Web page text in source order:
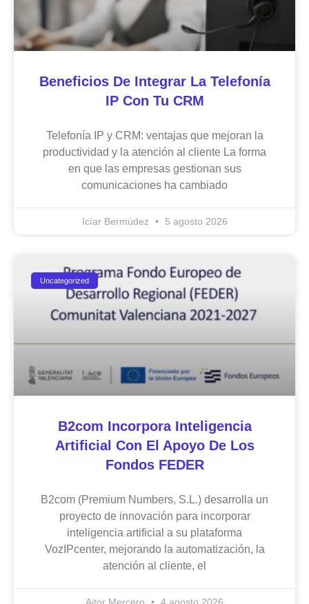
Beneficios De Integrar La Telefonía
IP Con Tu CRM
Telefonía IP y CRM: ventajas que mejoran la
productividad y la atención al cliente La forma
en que las empresas gestionan sus
comunicaciones ha cambiado
Icíar Bermúdez 5 agosto 2026
Uncategorized
B2com Incorpora Inteligencia
Artificial Con El Apoyo De Los
Fondos FEDER
B2com (Premium Numbers, S.L.) desarrolla un
proyecto de innovación para incorporar
inteligencia artificial a su plataforma
VozIPcenter, mejorando la automatización, la
atención al cliente, el